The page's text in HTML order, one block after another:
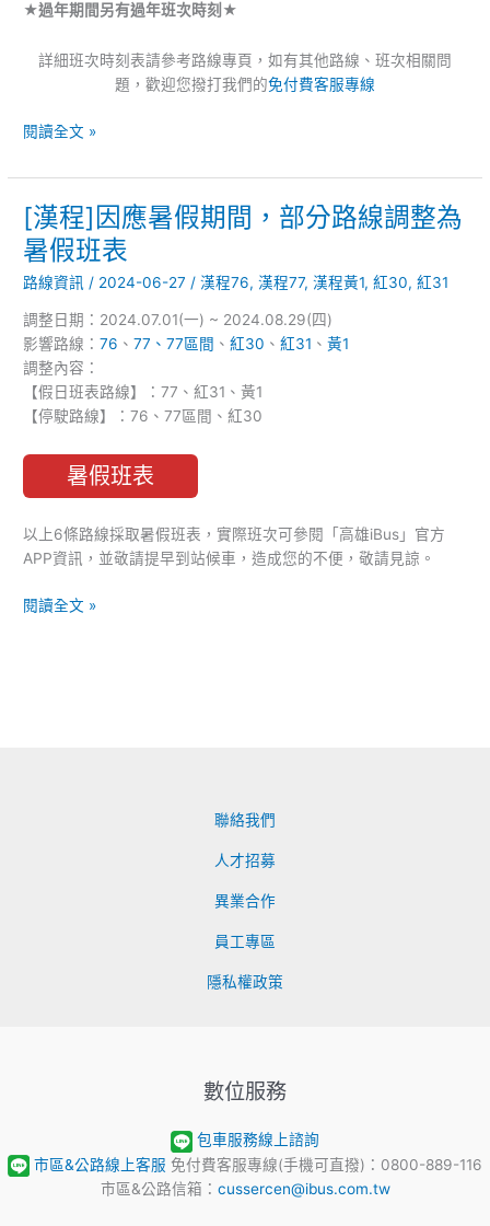
★過年期間另有過年班次時刻★
詳細班次時刻表請參考路線專頁，如有其他路線、班次相關問
題，歡迎您撥打我們的免付費客服專線
閱讀全文 »
[漢程]因應暑假期間，部分路線調整為
暑假班表
路線資訊 / 2024-06-27 /漢程76,漢程77,漢程黃1,紅30,紅31
調整日期：2024.07.01(一) ~ 2024.08.29(四)
影響路線：76 、77、77區間 、紅30 、紅31 、黃1
調整內容：
【假日班表路線】：77、紅31、黃1
【停駛路線】：76、77區間、紅30
暑假班表
以上6條路線採取暑假班表，實際班次可參閱「高雄iBus」官方
APP資訊，並敬請提早到站候車，造成您的不便，敬請見諒。
[漢
程]
因
應
暑
假
期
間，
部
分
路
調
整
為
假
閱讀全文 »
聯絡我們
人才招募
異業合作
員工專區
隱私權政策
數位服務
包車服務線上諮詢
市區&公路線上客服 免付費客服專線(手機可直撥)：0800-889-116
市區&公路信箱： cussercen@ibus.com.tw